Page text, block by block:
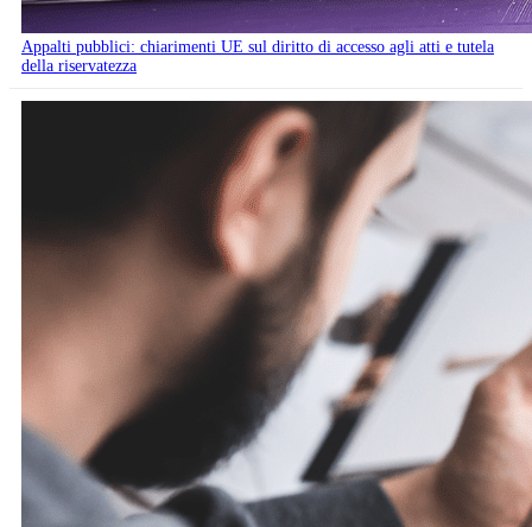
Appalti pubblici: chiarimenti UE sul diritto di accesso agli atti e tutela
della riservatezza